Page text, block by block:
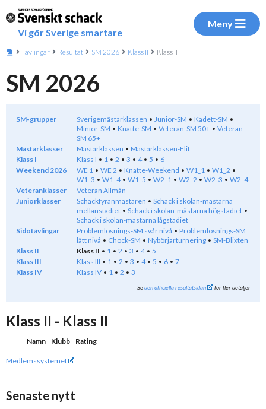
Vi gör Sverige smartare
Meny
Tävlingar Resultat SM 2026 Klass II Klass II
SM 2026
SM-grupper Sverigemästarklassen Junior-SM
Kadett-SM
Minior-SM
Knatte-SM Veteran-SM 50+
Veteran-
SM 65+
Mästarklasser
Mästarklassen
Mästarklassen-Elit
Klass I
Klass I 1 2 3 4 5
6
Weekend 2026
WE 1 WE 2 Knatte-Weekend W1_1
W1_2
W1_3
W1_4 W1_5 W2_1 W2_2 W2_3
W2_4
Veteranklasser
Veteran Allmän
Juniorklasser
Schackfyranmästaren
Schack i skolan-mästarna
mellanstadiet
Schack i skolan-mästarna högstadiet
Schack i skolan-mästarna lågstadiet
Sidotävlingar
Problemlösnings-SM svår nivå
Problemlösnings-SM
lätt nivå
Chock-SM Nybörjarturnering
SM-Blixten
Klass II
Klass II 1 2 3 4
5
Klass III
Klass III 1 2 3 4 5 6
7
Klass IV
Klass IV 1 2 3
Seden officiella resultatsidan för fler detaljer
Klass II - Klass II
Namn Klubb Rating
Medlemssystemet
Senaste nytt